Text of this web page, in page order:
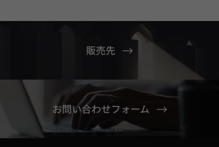
販売先
お問い合わせフォーム